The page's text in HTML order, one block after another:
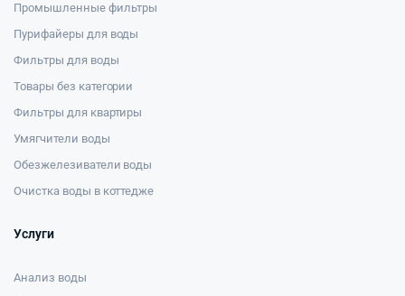
Промышленные фильтры
Пурифайеры для воды
Фильтры для воды
Товары без категории
Фильтры для квартиры
Умягчители воды
Обезжелезиватели воды
Очистка воды в коттедже
Услуги
Анализ воды